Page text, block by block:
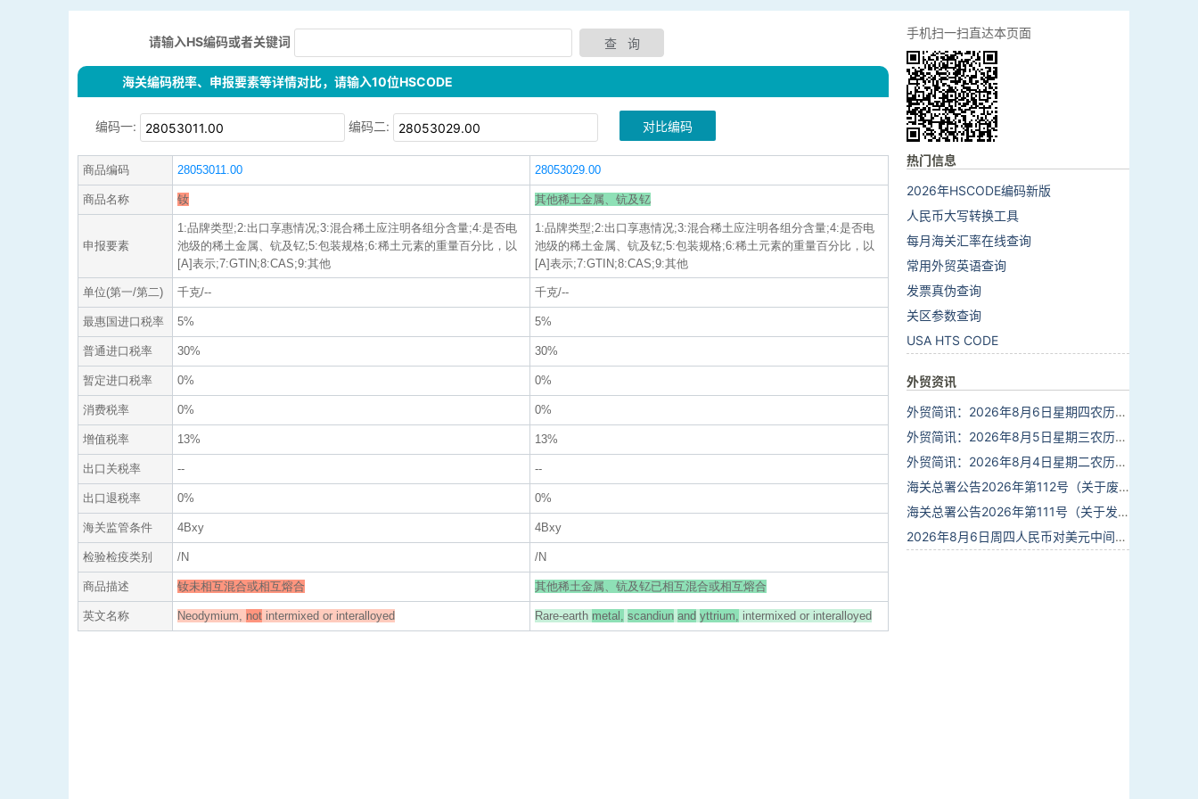
请输入HS编码或者关键词
海关编码税率、申报要素等详情对比，请输入10位HSCODE
编码一: 编码二: 对比编码
商品编码 28053011.00 28053029.00
商品名称 钕 其他稀土金属、钪及钇
申报要素
1:品牌类型;2:出口享惠情况;3:混合稀土应注明各组分含量;4:是否电
池级的稀土金属、钪及钇;5:包装规格;6:稀土元素的重量百分比，以
[A]表示;7:GTIN;8:CAS;9:其他
1:品牌类型;2:出口享惠情况;3:混合稀土应注明各组分含量;4:是否电
池级的稀土金属、钪及钇;5:包装规格;6:稀土元素的重量百分比，以
[A]表示;7:GTIN;8:CAS;9:其他
单位(第一/第二) 千克/-- 千克/--
最惠国进口税率 5% 5%
普通进口税率 30% 30%
暂定进口税率 0% 0%
消费税率 0% 0%
增值税率 13% 13%
出口关税率 -- --
出口退税率 0% 0%
海关监管条件 4Bxy 4Bxy
检验检疫类别 /N /N
商品描述 钕未相互混合或相互熔合 其他稀土金属、钪及钇已相互混合或相互熔合
英文名称 Neodymium, not intermixed or interalloyed Rare-earth metal, scandiun and yttrium, intermixed or interalloyed
手机扫一扫直达本页面
热门信息
2026年HSCODE编码新版
人民币大写转换工具
每月海关汇率在线查询
常用外贸英语查询
发票真伪查询
关区参数查询
USA HTS CODE
外贸资讯
外贸简讯：2026年8月6日星期四农历六月廿四
外贸简讯：2026年8月5日星期三农历六月廿三
外贸简讯：2026年8月4日星期二农历六月廿二
海关总署公告2026年第112号（关于废止部分卫生检疫类规范性文件的公告）
海关总署公告2026年第111号（关于发布《进出境动植物检疫处理监督管理工作规定》《进出境卫生处理监督管理工作规定》的公告）
2026年8月6日周四人民币对美元中间价报6.7895调贬6个基点